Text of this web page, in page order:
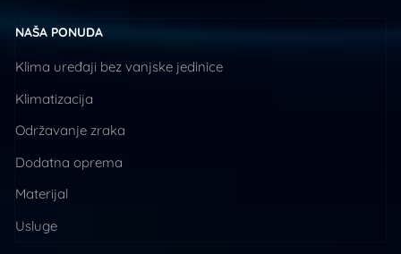
NAŠA PONUDA
Klima uređaji bez vanjske jedinice
Klimatizacija
Održavanje zraka
Dodatna oprema
Materijal
Usluge